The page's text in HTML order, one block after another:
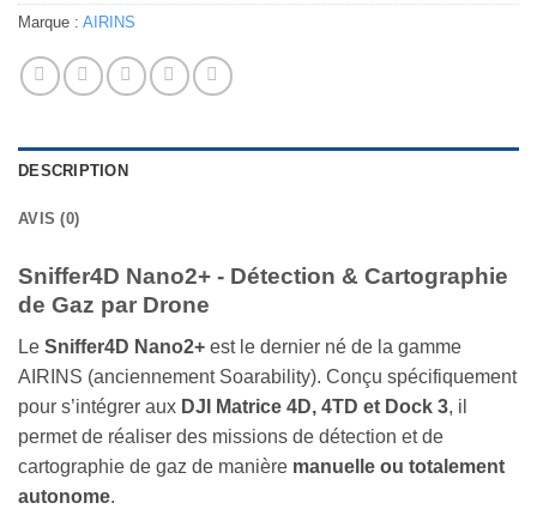
Marque : AIRINS
DESCRIPTION
AVIS (0)
Sniffer4D Nano2+ - Détection & Cartographie
de Gaz par Drone
Le Sniffer4D Nano2+ est le dernier né de la gamme
AIRINS (anciennement Soarability). Conçu spécifiquement
pour s’intégrer aux DJI Matrice 4D, 4TD et Dock 3, il
permet de réaliser des missions de détection et de
cartographie de gaz de manière manuelle ou totalement
autonome.